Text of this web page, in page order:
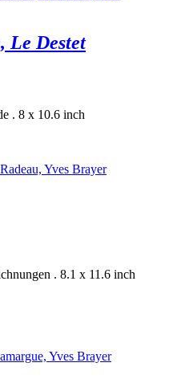
Le Destet
. 8 x 10.6 inch
. 8.1 x 11.6 inch